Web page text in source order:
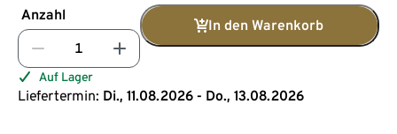
Anzahl
In den Warenkorb
Auf Lager
Liefertermin: Di., 11.08.2026 - Do., 13.08.2026